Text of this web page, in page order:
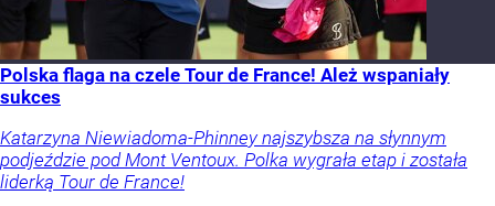
Polska flaga na czele Tour de France! Ależ wspaniały
sukces
Katarzyna Niewiadoma-Phinney najszybsza na słynnym
podjeździe pod Mont Ventoux. Polka wygrała etap i została
liderką Tour de France!